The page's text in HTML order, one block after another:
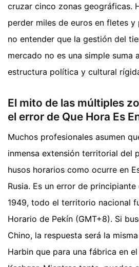
cruzar cinco zonas geográficas.
perder miles de euros en fletes
no entender que la gestión del
mercado no es una simple suma
estructura política y cultural
El mito de las múltiples
el error de Que Hora Es
Muchos profesionales asumen
inmensa extensión territorial del
husos horarios como ocurre en
Rusia. Es un error de
1949, todo el territorio nacional
Horario de Pekín (GMT+8). Si
Chino, la respuesta será la
Harbin que para una fábrica en